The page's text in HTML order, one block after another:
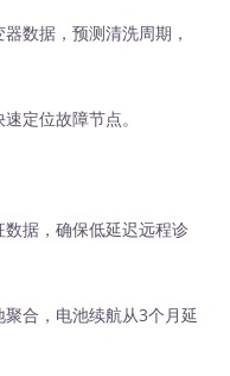
数据，预测清洗周期，
定位故障节点。
数据，确保低延迟远程诊
聚合，电池续航从3个月延